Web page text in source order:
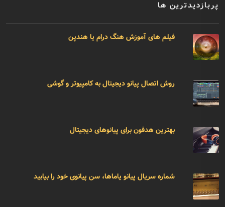
پربازدیدترین ها
فیلم های آموزش هنگ درام یا هندپن
روش اتصال پیانو دیجیتال به کامپیوتر و گوشی
بهترین هدفون برای پیانوهای دیجیتال
شماره سریال پیانو یاماها، سن پیانوی خود را بیابید